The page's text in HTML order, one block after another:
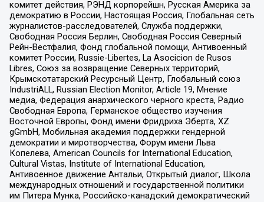
комитет действия, РЭНД корпорейшн, Русская Америка за
демократию в России, Настоящая Россия, Глобальная сеть
журналистов-расследователей, Служба поддержки,
Свободная Россия Берлин, Свободная Россия Северный
Рейн-Вестфалия, Фонд глобальной помощи, Антивоенный
комитет России, Russie-Libertes, La Asocicion de Rusos
Libres, Союз за возвращение Северных территорий,
Крымскотатарский Ресурсный Центр, Глобальный союз
IndustriALL, Russian Election Monitor, Article 19, Мнение
медиа, Федерация анархического черного креста, Радио
Свободная Европа, Германское общество изучения
Восточной Европы, Фонд имени Фридриха Эберта, XZ
gGmbH, Мобильная академия поддержки гендерной
демократии и миротворчества, Форум имени Льва
Копелева, American Councils for International Education,
Cultural Vistas, Institute of International Education,
Антивоенное движение Антальи, Открытый диалог, Школа
международных отношений и государственной политики
им Питера Мунка, Российско-канадский демократический